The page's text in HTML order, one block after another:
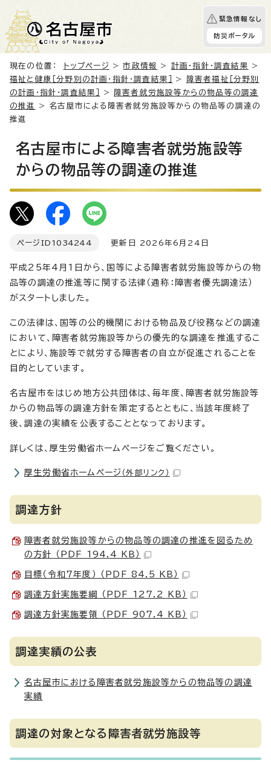
緊急情報なし
防災ポータル
現在の位置： トップページ >市政情報 > 計画・指針・調査結果
>
福祉と健康［分野別の計画・指針・調査結果］
>
障害者福祉［分野別
の計画・指針・調査結果］
>
障害者就労施設等からの物品等の調達
の推進
> 名古屋市による障害者就労施設等からの物品等の調達の
推進
名古屋市による障害者就労施設等
からの物品等の調達の推進
ページID 1034244 更新日 2026年6月24日
平成25年4月1日から、国等による障害者就労施設等からの物
品等の調達の推進等に関する法律（通称：障害者優先調達法）
がスタートしました。
この法律は、国等の公的機関における物品及び役務などの調達
において、障害者就労施設等からの優先的な調達を推進するこ
とにより、施設等で就労する障害者の自立が促進されることを
目的としています。
名古屋市をはじめ地方公共団体は、毎年度、障害者就労施設等
からの物品等の調達方針を策定するとともに、当該年度終了
後、調達の実績を公表することとなっております。
詳しくは、厚生労働省ホームページをご覧ください。
厚生労働省ホームページ （外部リンク）
調達方針
障害者就労施設等からの物品等の調達の推進を図るため
の方針 （PDF 194.4 KB）
目標（令和7年度） （PDF 84.5 KB）
調達方針実施要綱 （PDF 127.2 KB）
調達方針実施要領 （PDF 907.4 KB）
調達実績の公表
名古屋市における障害者就労施設等からの物品等の調達
実績
調達の対象となる障害者就労施設等